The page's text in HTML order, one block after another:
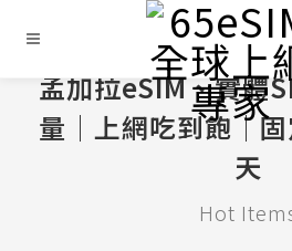
孟加拉eSIM、實體
量│上網吃到飽│
天
Hot